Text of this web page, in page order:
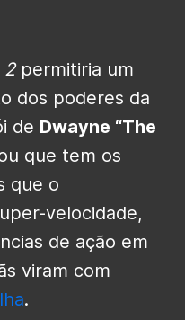
2permitiria um
dos poderes da
de Dwayne “The
que tem os
que o
velocidade,
de ação em
viram com
.